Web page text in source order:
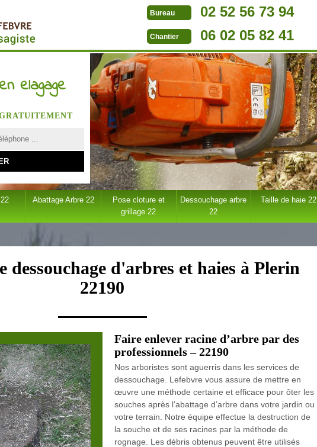
Bureau 02 52 56 73 94
Chantier 06 02 05 82 41
elagage
Abattage Arbre 22
Pose cloture et
grillage 22
Dessouchage arbre
22
Taille de haie 22
dessouchage d'arbres et haies à Plerin
22190
Faire enlever racine d’arbre par des
professionnels – 22190
Nos arboristes sont aguerris dans les services de
dessouchage. Lefebvre vous assure de mettre en
œuvre une méthode certaine et efficace pour ôter les
souches après l’abattage d’arbre dans votre jardin ou
votre terrain. Notre équipe effectue la destruction de
la souche et de ses racines par la méthode de
rognage. Les débris obtenus peuvent être utilisés